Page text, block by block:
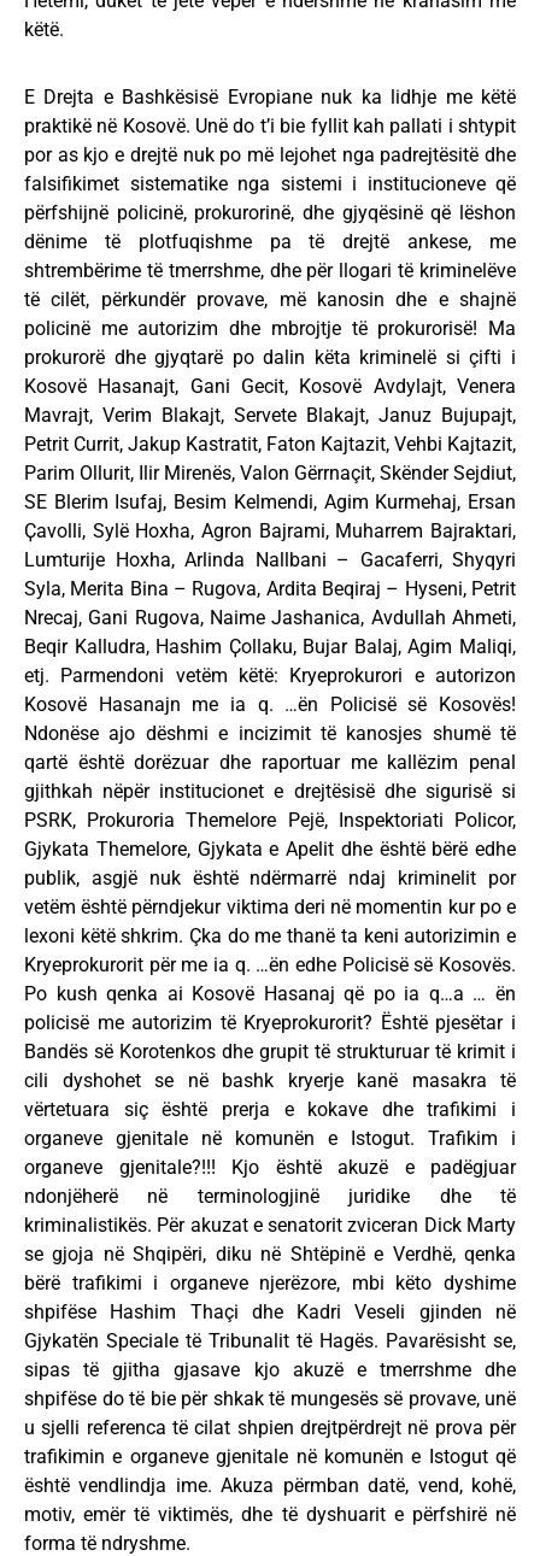
këtë.
E Drejta e Bashkësisë Evropiane nuk ka lidhje me këtë
praktikë në Kosovë. Unë do t’i bie fyllit kah pallati i shtypit
por as kjo e drejtë nuk po më lejohet nga padrejtësitë dhe
falsifikimet sistematike nga sistemi i institucioneve që
përfshijnë policinë, prokurorinë, dhe gjyqësinë që lëshon
dënime të plotfuqishme pa të drejtë ankese, me
shtrembërime të tmerrshme, dhe për llogari të kriminelëve
të cilët, përkundër provave, më kanosin dhe e shajnë
policinë me autorizim dhe mbrojtje të prokurorisë! Ma
prokurorë dhe gjyqtarë po dalin këta kriminelë si çifti i
Kosovë Hasanajt, Gani Gecit, Kosovë Avdylajt, Venera
Mavrajt, Verim Blakajt, Servete Blakajt, Januz Bujupajt,
Petrit Currit, Jakup Kastratit, Faton Kajtazit, Vehbi Kajtazit,
Parim Ollurit, Ilir Mirenës, Valon Gërrnaçit, Skënder Sejdiut,
SE Blerim Isufaj, Besim Kelmendi, Agim Kurmehaj, Ersan
Ҫavolli, Sylë Hoxha, Agron Bajrami, Muharrem Bajraktari,
Lumturije Hoxha, Arlinda Nallbani – Gacaferri, Shyqyri
Syla, Merita Bina – Rugova, Ardita Beqiraj – Hyseni, Petrit
Nrecaj, Gani Rugova, Naime Jashanica, Avdullah Ahmeti,
Beqir Kalludra, Hashim Ҫollaku, Bujar Balaj, Agim Maliqi,
etj. Parmendoni vetëm këtë: Kryeprokurori e autorizon
Kosovë Hasanajn me ia q. …ën Policisë së Kosovës!
Ndonëse ajo dëshmi e incizimit të kanosjes shumë të
qartë është dorëzuar dhe raportuar me kallëzim penal
gjithkah nëpër institucionet e drejtësisë dhe sigurisë si
PSRK, Prokuroria Themelore Pejë, Inspektoriati Policor,
Gjykata Themelore, Gjykata e Apelit dhe është bërë edhe
publik, asgjë nuk është ndërmarrë ndaj kriminelit por
vetëm është përndjekur viktima deri në momentin kur po e
lexoni këtë shkrim. Çka do me thanë ta keni autorizimin e
Kryeprokurorit për me ia q. …ën edhe Policisë së Kosovës.
Po kush qenka ai Kosovë Hasanaj që po ia q…a … ën
policisë me autorizim të Kryeprokurorit? Është pjesëtar i
Bandës së Korotenkos dhe grupit të strukturuar të krimit i
cili dyshohet se në bashk kryerje kanë masakra të
vërtetuara siç është prerja e kokave dhe trafikimi i
organeve gjenitale në komunën e Istogut. Trafikim i
organeve gjenitale?!!! Kjo është akuzë e padëgjuar
ndonjëherë në terminologjinë juridike dhe të
kriminalistikës. Për akuzat e senatorit zviceran Dick Marty
se gjoja në Shqipëri, diku në Shtëpinë e Verdhë, qenka
bërë trafikimi i organeve njerëzore, mbi këto dyshime
shpifëse Hashim Thaçi dhe Kadri Veseli gjinden në
Gjykatën Speciale të Tribunalit të Hagës. Pavarësisht se,
sipas të gjitha gjasave kjo akuzë e tmerrshme dhe
shpifëse do të bie për shkak të mungesës së provave, unë
u sjelli referenca të cilat shpien drejtpërdrejt në prova për
trafikimin e organeve gjenitale në komunën e Istogut që
është vendlindja ime. Akuza përmban datë, vend, kohë,
motiv, emër të viktimës, dhe të dyshuarit e përfshirë në
forma të ndryshme.